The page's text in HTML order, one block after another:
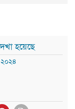
হয়েছে
২০২৪